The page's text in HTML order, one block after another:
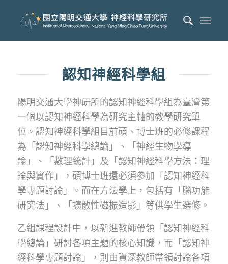
認知神經科學組
陽明交通大學神研所的認知神經科學組為臺灣第
一個以認知神經科學為研究主軸的教學研究單
位。認知神經科學組目前碩、博士班的必修課程
為「認知神經科學總論」、「神經生物學導
論」、「數理統計」及「認知神經科學方法：理
論與實作」，碩博士班還必須參加「認知神經科
學專題討論」。而在方法學上，包括有「腦功能
研究法」、「擴散性磁振造影」等供學生選修。
乙組課程設計中，以新進教師帶領「認知神經科
學總論」研討各項主題的核心知識，而「認知神
經科學專題討論」，則由資深教師帶領討論各項